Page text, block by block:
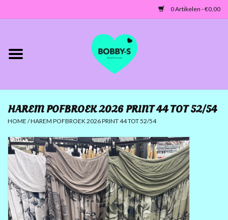
0 Artikelen - €0,00
Home
Tunieken/Tops
Truien-Vesten
Jurken-Broeken-Leggings
ACCESSOIRES
HAREM POFBROEK 2026 PRINT 44 TOT 52/54
HOME /HAREM POFBROEK 2026 PRINT 44 TOT 52/54